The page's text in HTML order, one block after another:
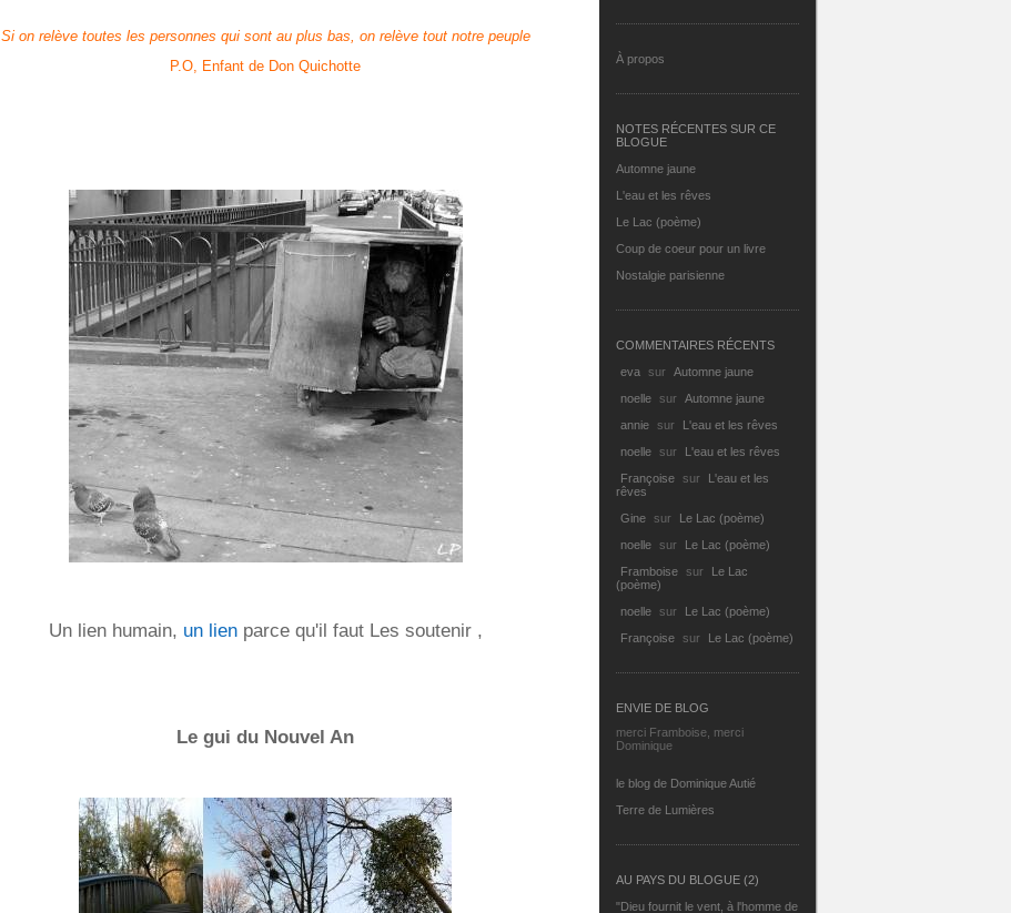
À propos
NOTES RÉCENTES SUR CE
BLOGUE
Automne jaune
L'eau et les rêves
Le Lac (poème)
Coup de coeur pour un livre
Nostalgie parisienne
COMMENTAIRES RÉCENTS
eva sur Automne jaune
noelle sur Automne jaune
annie sur
L'eau et les rêves
noelle sur
L'eau et les rêves
Françoise sur
L'eau et les
rêves
Gine sur
Le Lac (poème)
noelle sur
Le Lac (poème)
Framboise sur
Le Lac
(poème)
noelle sur
Le Lac (poème)
Françoise sur Le Lac (poème)
ENVIE DE BLOG
merci Framboise, merci
Dominique
le blog de Dominique Autié
Terre de Lumières
AU PAYS DU BLOGUE (2)
"Dieu fournit le vent, à l'homme de
Si on relève toutes les personnes qui sont au plus bas, on relève tout notre peuple
P.O, Enfant de Don Quichotte
Un lien humain, un lien parce qu'il faut Les soutenir ,
Le gui du Nouvel An